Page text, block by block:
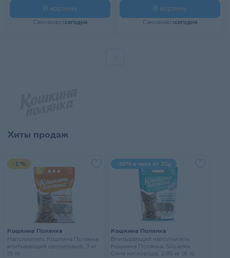
В корзину
Самовывозсегодня
В корзину
Самовывозсегодня
Хиты продаж
-1 %
Кошкина Полянка
Наполнитель Кошкина Полянка
впитывающий цеолитовый, 3 кг
(5 л)
-30% в чеке от 25р
Кошкина Полянка
Впитывающий наполнитель
Кошкина Полянка, Silicamix
Сила кислорода, 2,85 кг (6 л)